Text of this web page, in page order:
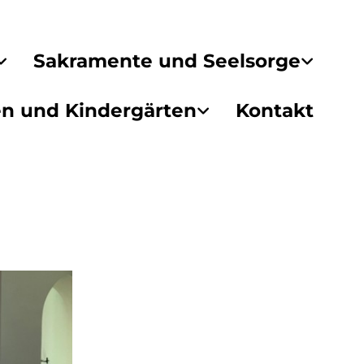
Sakramente und Seelsorge
und Kindergärten Kontakt